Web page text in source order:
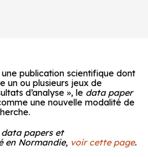
une publication scientifique dont
un ou plusieurs jeux de
d’analyse », le data paper
une nouvelle modalité de
papers et
en Normandie, voir cette page.